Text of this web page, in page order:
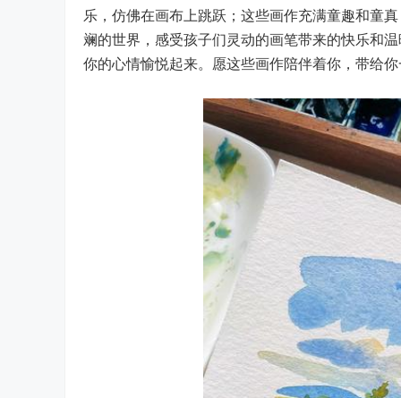
乐，仿佛在画布上跳跃；这些画作充满童趣和童
斓的世界，感受孩子们灵动的画笔带来的快乐和
你的心情愉悦起来。愿这些画作陪伴着你，带给